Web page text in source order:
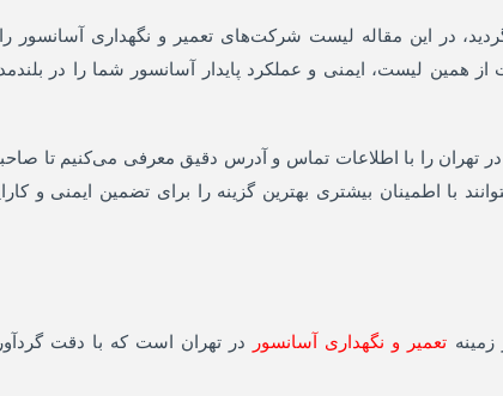
در این مقاله لیست شرکت‌های تعمیر و نگهداری آسانسور را
همین لیست، ایمنی و عملکرد پایدار آسانسور شما را در
در تهران را با اطلاعات تماس و آدرس دقیق معرفی می‌کنیم تا
با اطمینان بیشتری بهترین گزینه را برای تضمین ایمنی و
تعمیر و نگهداری آسانسور
در تهران است که با دقت